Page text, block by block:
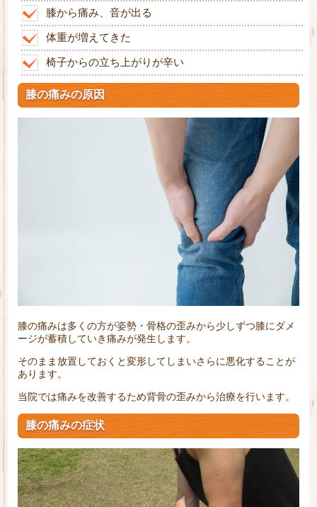
膝から痛み、音が出る
体重が増えてきた
椅子からの立ち上がりが辛い
膝の痛みの原因
膝の痛みは多くの方が姿勢・骨格の歪みから少しずつ膝にダメ
ージが蓄積していき痛みが発生します。
そのまま放置しておくと変形してしまいさらに悪化することが
あります。
当院では痛みを改善するため背骨の歪みから治療を行います。
膝の痛みの症状